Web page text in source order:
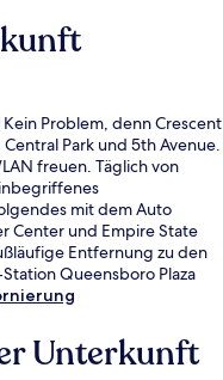
Problem, denn Crescent
Park und 5th Avenue.
freuen. Täglich von
mit dem Auto
Center und Empire State
Entfernung zu den
Queensboro Plaza
Queens Plaza sind
Unterkunft